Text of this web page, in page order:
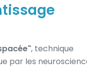
, technique
par les